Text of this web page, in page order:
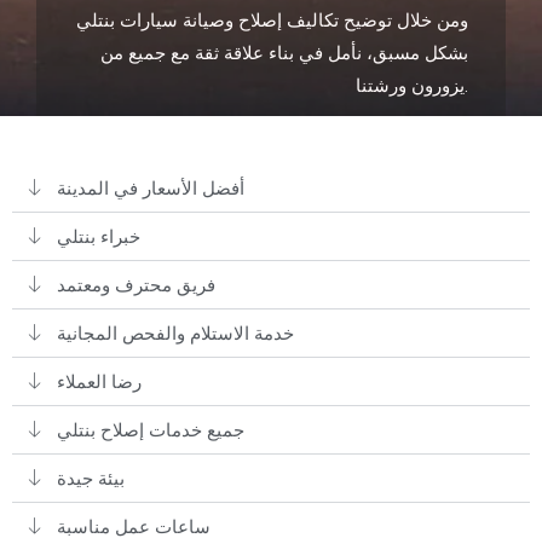
ومن خلال توضيح تكاليف إصلاح وصيانة سيارات بنتلي
بشكل مسبق، نأمل في بناء علاقة ثقة مع جميع من
يزورون ورشتنا.
أفضل الأسعار في المدينة
خبراء بنتلي
فريق محترف ومعتمد
خدمة الاستلام والفحص المجانية
رضا العملاء
جميع خدمات إصلاح بنتلي
بيئة جيدة
ساعات عمل مناسبة